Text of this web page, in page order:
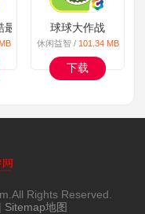
新版 球球大作战
休闲益智 / 101.34 MB
下载
Rights Reserved.
| Sitemap地图